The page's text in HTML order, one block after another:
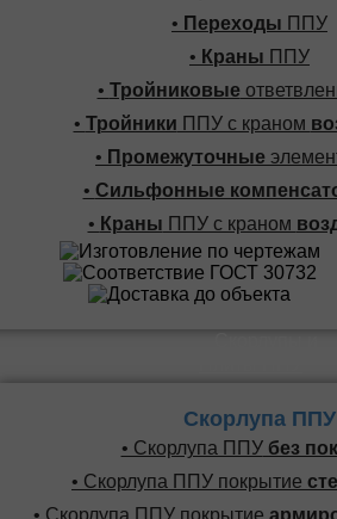
• Переходы ППУ
• Краны ППУ
• Тройниковые
• Тройники ППУ с краном
• Промежуточные
• Сильфонные
• Краны ППУ с краном
Скорлупа ППУ
• Скорлупа ППУбез
• Скорлупа ППУ покрытие
• Скорлупа ППУ покрытие